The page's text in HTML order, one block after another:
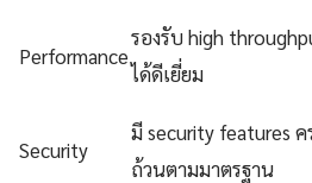
Performance
รองรับ high
ได้ดีเยี่ยม
Security
มี security features
ถ้วนตามมาตรฐาน